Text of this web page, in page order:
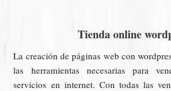
Tienda online
La creación de páginas web con
las herramientas necesarias para
servicios en internet. Con todas las